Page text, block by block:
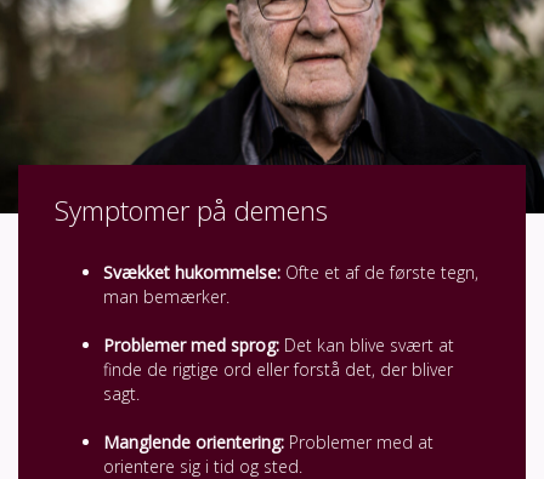
Symptomer på demens
Svækket hukommelse: Ofte et af de første tegn,
man bemærker.
Problemer med sprog: Det kan blive svært at
finde de rigtige ord eller forstå det, der bliver
sagt.
Manglende orientering: Problemer med at
orientere sig i tid og sted.